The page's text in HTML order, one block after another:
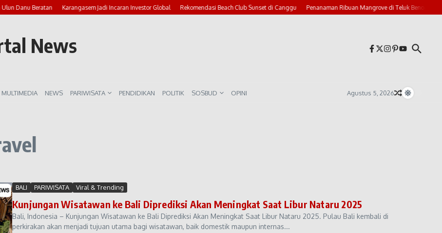
Danu Beratan Karangasem Jadi Incaran Investor Global Rekomendasi Beach Club Sunset di Canggu Penanaman Ribuan Mangrove di Teluk Benoa
News
MULTIMEDIA NEWS PARIWISATA PENDIDIKAN POLITIK SOSBUD OPINI Agustus 5, 2026
BALI PARIWISATA Viral & Trending
Kunjungan Wisatawan ke Bali Diprediksi Akan Meningkat Saat Libur Nataru 2025
Bali, Indonesia – Kunjungan Wisatawan ke Bali Diprediksi Akan Meningkat Saat Libur Nataru 2025. Pulau Bali kembali di
perkirakan akan menjadi tujuan utama bagi wisatawan, baik domestik maupun internas...